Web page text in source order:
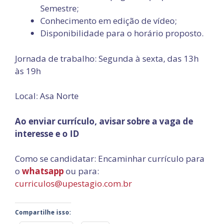
Semestre;
Conhecimento em edição de vídeo;
Disponibilidade para o horário proposto.
Jornada de trabalho: Segunda à sexta, das 13h
às 19h
Local: Asa Norte
Ao enviar currículo, avisar sobre a vaga de
interesse e o ID
Como se candidatar: Encaminhar currículo para
o whatsappou para:
curriculos@upestagio.com.br
Compartilhe isso: